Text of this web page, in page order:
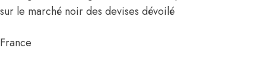
sur le marché noir des devises dévoilé
France